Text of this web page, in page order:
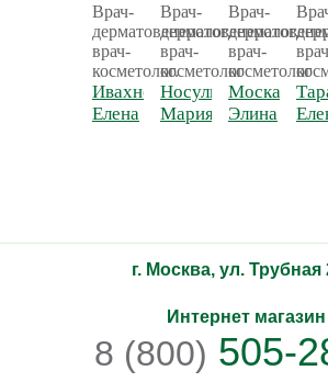
Врач-
дерматовенеролог,
врач-
косметолог.
Ивахненко
Елена
Врач-
дерматовенеролог,
врач-
косметолог
Носулич
Мария
Врач-
врач-
косметолог
Элина
г. Москва, ул. Трубная
Интернет магазин
8 (800) 505-